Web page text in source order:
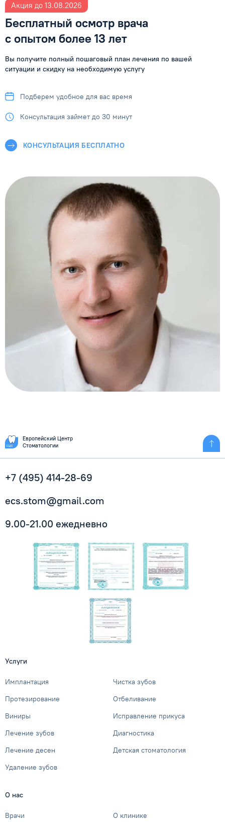
Акция до 13.08.2026
Бесплатный осмотр врача
с опытом более 13 лет
Вы получите полный пошаговый план лечения по вашей
ситуации и скидку на необходимую услугу
Подберем удобное для вас время
Консультация займет до 30 минут
КОНСУЛЬТАЦИЯ БЕСПЛАТНО
Европейский Центр
Стоматологии
+7 (495) 414-28-69
ecs.stom@gmail.com
9.00-21.00 ежедневно
Услуги
Имплантация
Протезирование
Виниры
Лечение зубов
Лечение десен
Удаление зубов
Чистка зубов
Отбеливание
Исправление прикуса
Диагностика
Детская стоматология
О нас
Врачи
О клинике